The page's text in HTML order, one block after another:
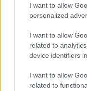
I want to allow
personalized
I want to allow
related to
device identifiers
I want to allow
related to